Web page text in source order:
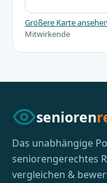
Größere Karte ansehen
Mitwirkende
senioren
Das unabhängige
seniorengerechtes
vergleichen &